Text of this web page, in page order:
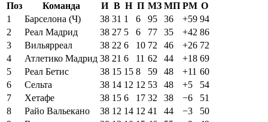
Поз
Команда И В Н П МЗ МП РМ О
1
Барселона (Ч) 38 31 1 6 95 36 +59 94
2
Реал Мадрид 38 27 5 6 77 35 +42 86
3
Вильярреал 38 22 6 10 72 46 +26 72
4
Атлетико Мадрид 38 21 6 11 62 44 +18 69
5
Реал Бетис 38 15 15 8 59 48 +11 60
6
Сельта 38 14 12 12 53 48 +5
54
7
Хетафе 38 15 6 17 32 38 −6
51
8
Райо Вальекано 38 12 14 12 41 44 −3
50